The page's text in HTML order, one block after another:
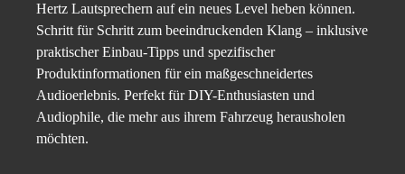
Hertz Lautsprechern auf ein neues Level heben können.
Schritt für Schritt zum beeindruckenden Klang – inklusive
praktischer Einbau-Tipps und spezifischer
Produktinformationen für ein maßgeschneidertes
Audioerlebnis. Perfekt für DIY-Enthusiasten und
Audiophile, die mehr aus ihrem Fahrzeug herausholen
möchten.